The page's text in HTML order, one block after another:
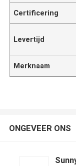
Certificering
Levertijd
Merknaam
ONGEVEER ONS